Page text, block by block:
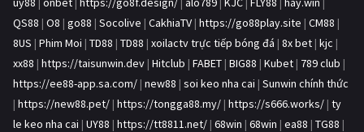
QS88 | O8 | go88 | Socolive | CakhiaTV | https://go88play.site | CM88 |
8US | Phim Moi | TD88 | TD88 | xoilactv trực tiếp bóng đá | 8x bet | kjc |
xx88 | https://taisunwin.dev | Hitclub | FABET | BIG88 | Kubet | 789 club |
https://ee88-app.sa.com/ | new88 | soi keo nha cai | Sunwin chính thức
| https://new88.pet/ | https://tongga88.my/ | https://s666.works/ | ty
le keo nha cai | UY88 | https://tt8811.net/ | 68win | 68win | ea88 | TG88 |